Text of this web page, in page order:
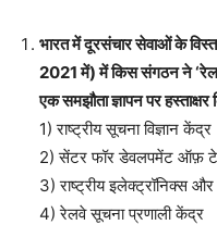
भारत में दूरसंचार सेवाओं के
2021 में) में किस संगठन ने
एक समझौता ज्ञापन पर हस्ताक्षर
1) राष्ट्रीय सूचना विज्ञान केंद्र
2) सेंटर फॉर डेवलपमेंट ऑफ़
3) राष्ट्रीय इलेक्ट्रॉनिक्स और
4) रेलवे सूचना प्रणाली केंद्र